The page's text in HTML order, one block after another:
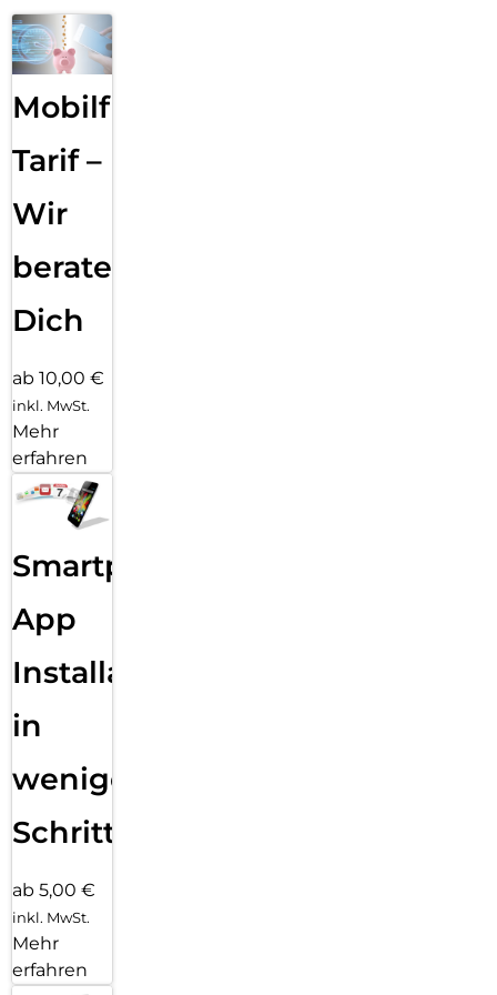
Mobilfunk
Tarif –
Wir
beraten
Dich
ab 10,00 €
inkl. MwSt.
Mehr
erfahren
Smartphone
App
Installation
in
wenigen
Schritten
ab 5,00 €
inkl. MwSt.
Mehr
erfahren